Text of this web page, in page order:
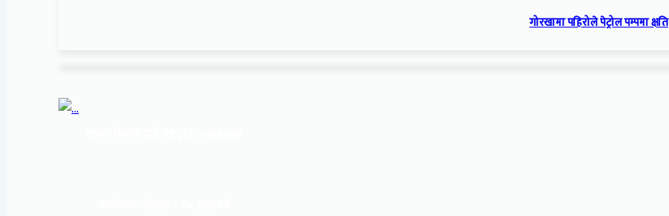
गोरखामा पहिरोले पेट्रोल पम्पमा क्षति